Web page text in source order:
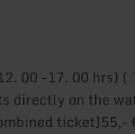
00 -17. 00 hrs) (
directly on the
ticket)55,-